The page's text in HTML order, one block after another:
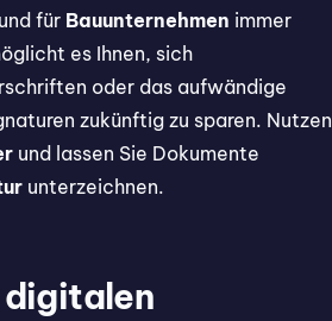
und für Bauunternehmen immer
es Ihnen, sich
oder das aufwändige
zukünftig zu sparen. Nutzen
und lassen Sie Dokumente
unterzeichnen.